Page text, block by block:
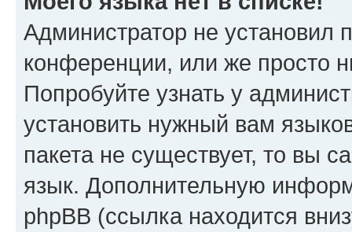
Администратор не установил
конференции, или же просто
Попробуйте узнать у
установить нужный вам
пакета не существует, то вы
язык. Дополнительную
phpBB (ссылка находится